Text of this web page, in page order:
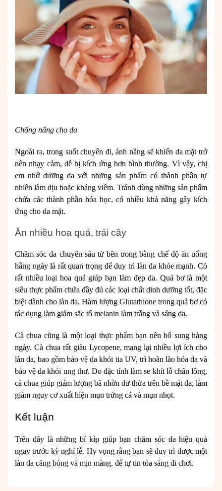
Chống nắng cho da
Ngoài ra, trong suốt chuyến đi, ánh nắng sẽ khiến da mặt trở
nên nhạy cảm, dễ bị kích ứng hơn bình thường. Vì vậy, chị
em nhớ dưỡng da với những sản phẩm có thành phần tự
nhiên làm dịu hoặc kháng viêm. Tránh dùng những sản phẩm
chứa các thành phần hóa học, có nhiều khả năng gây kích
ứng cho da mặt.
Ăn nhiều hoa quả, trái cây
Chăm sóc da chuyên sâu từ bên trong bằng chế độ ăn uống
hằng ngày là rất quan trọng để duy trì làn da khỏe mạnh. Có
rất nhiều loại hoa quả giúp bạn làm đẹp da. Quả bơ là một
siêu thực phẩm chứa đầy đủ các loại chất dinh dưỡng tốt, đặc
biệt dành cho làn da. Hàm lượng Glutathione trong quả bơ có
tác dụng làm giảm sắc tố melanin làm trắng và sáng da.
Cà chua cũng là một loại thực phẩm bạn nên bổ sung hàng
ngày. Cà chua rất giàu Lycopene, mang lại nhiều lợi ích cho
làn da, bao gồm bảo vệ da khỏi tia UV, trì hoãn lão hóa da và
bảo vệ da khỏi ung thư. Do đặc tính làm se khít lỗ chân lông,
cà chua giúp giảm lượng bã nhờn dư thừa trên bề mặt da, làm
giảm nguy cơ xuất hiện mụn trứng cá và mụn nhọt.
Kết luận
Trên đây là những bí kíp giúp bạn chăm sóc da hiệu quả
ngay trước kỳ nghỉ lễ. Hy vọng rằng bạn sẽ duy trì được một
làn da căng bóng và mịn màng, để tự tin tỏa sáng đi chơi.